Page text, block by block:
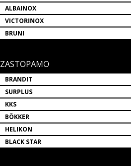
ALBAINOX
VICTORINOX
BRUNI
ZASTOPAMO
BRANDIT
SURPLUS
KKS
BÖKKER
HELIKON
BLACK STAR